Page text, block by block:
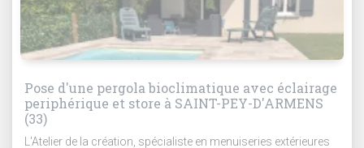
Pose d'une pergola bioclimatique avec éclairage
periphérique et store à SAINT-PEY-D'ARMENS
(33)
L'Atelier de la création, spécialiste en menuiseries extérieures